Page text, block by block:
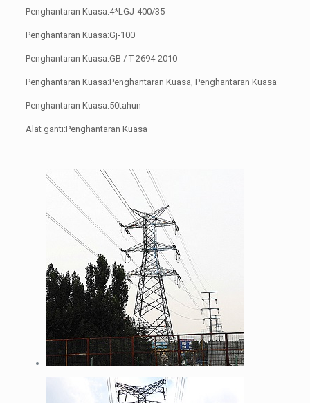
Penghantaran Kuasa:4*LGJ-400/35
Penghantaran Kuasa:Gj-100
Penghantaran Kuasa:GB / T 2694-2010
Penghantaran Kuasa:Penghantaran Kuasa, Penghantaran Kuasa
Penghantaran Kuasa:50tahun
Alat ganti:Penghantaran Kuasa